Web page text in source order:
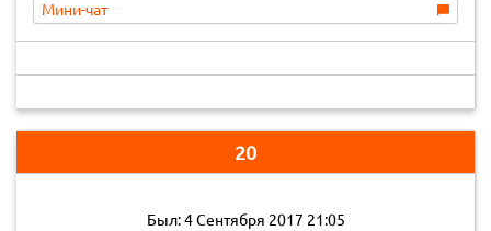
Мини-чат
20
Был: 4 Сентября 2017 21:05